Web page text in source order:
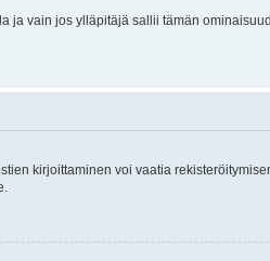
ja vain jos ylläpitäjä sallii tämän
kirjoittaminen voi vaatia